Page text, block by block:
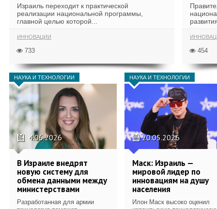
Израиль переходит к практической
реализации национальной программы,
главной целью которой...
ИННОВАЦИИ
733 454
НАУКА И ТЕХНОЛОГИИ
4.06.2026
В Израиле внедрят
новую систему для
обмена данными между
министерствами
Разработанная для армии
НАУКА И ТЕХНОЛОГИИ
20.05.2026
Маск: Израиль —
мировой лидер по
инновациям на душу
населения
Илон Маск высоко оценил